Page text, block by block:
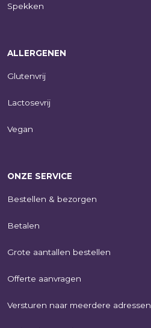
Spekken
ALLERGENEN
Glutenvrij
Lactosevrij
Vegan
ONZE SERVICE
Bestellen & bezorgen
Betalen
Grote aantallen bestellen
Offerte aanvragen
Versturen naar meerdere adressen